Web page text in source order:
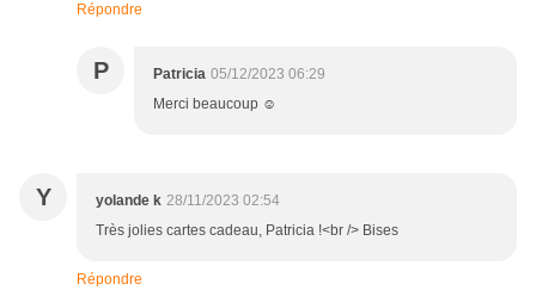
Répondre
P Patricia 05/12/2023 06:29
Merci beaucoup ☺️
Y yolande k 28/11/2023 02:54
Très jolies cartes cadeau, Patricia !<br /> Bises
Répondre